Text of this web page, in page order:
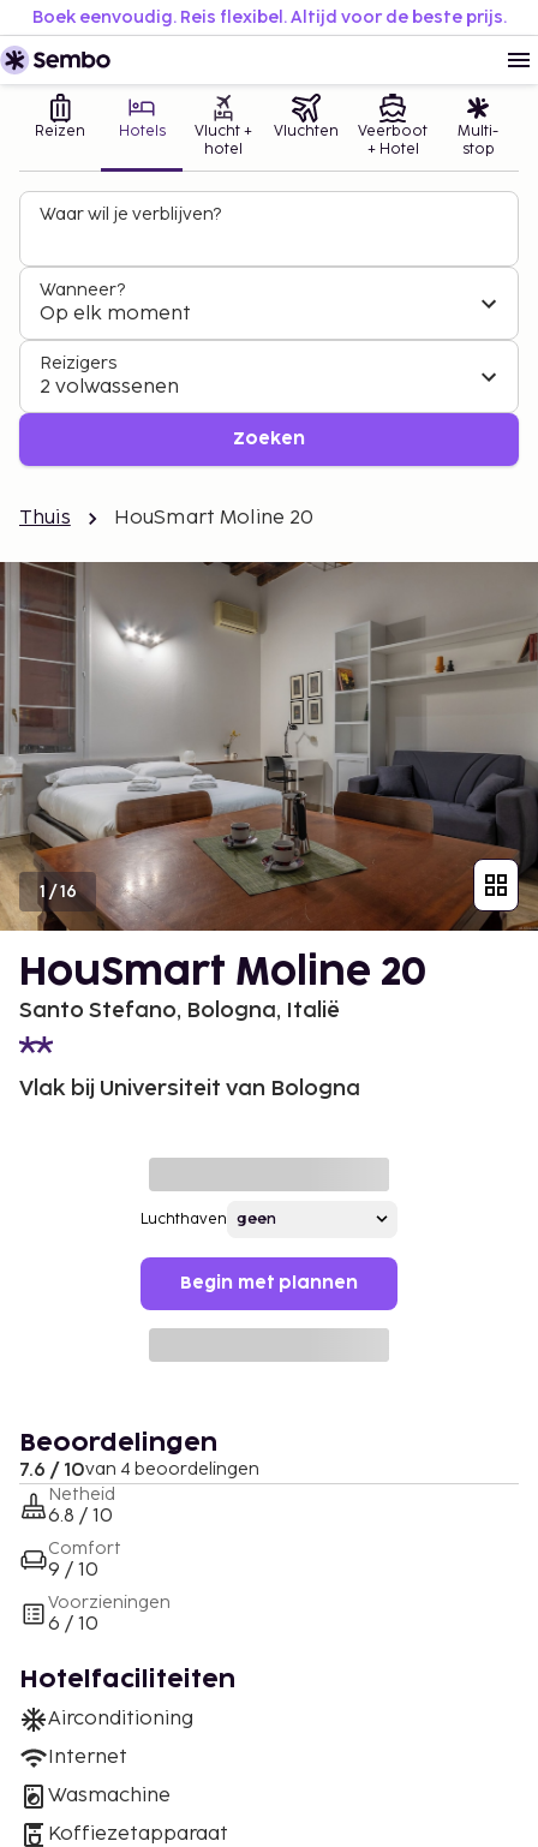
Boek eenvoudig. Reis flexibel. Altijd voor de beste prijs.
Reizen Hotels
Vlucht +
hotel
Vluchten
Veerboot
+ Hotel
Multi-
stop
Waar wil je verblijven?
Wanneer?
Op elk moment
Reizigers
2 volwassenen
Zoeken
Thuis HouSmart Moline 20
1 /16
HouSmart Moline 20
Santo Stefano, Bologna, Italië
Vlak bij Universiteit van Bologna
Luchthaven
Begin met plannen
Beoordelingen
7.6 / 10van 4 beoordelingen
Netheid
6.8 / 10
Comfort
9 / 10
Voorzieningen
6 / 10
Hotelfaciliteiten
Airconditioning
Internet
Wasmachine
Koffiezetapparaat